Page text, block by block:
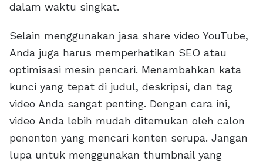
dalam waktu singkat.
Selain menggunakan jasa share video YouTube,
Anda juga harus memperhatikan SEO atau
optimisasi mesin pencari. Menambahkan kata
kunci yang tepat di judul, deskripsi, dan tag
video Anda sangat penting. Dengan cara ini,
video Anda lebih mudah ditemukan oleh calon
penonton yang mencari konten serupa. Jangan
lupa untuk menggunakan thumbnail yang